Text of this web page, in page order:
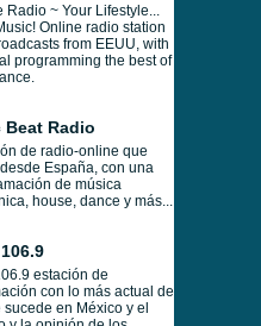
Radio ~ Your Lifestyle...
Online radio station
from EEUU, with
programming the best of
Beat Radio
de radio-online que
España, con una
de música
house, dance y más...
estación de
con lo más actual de
sucede en México y el